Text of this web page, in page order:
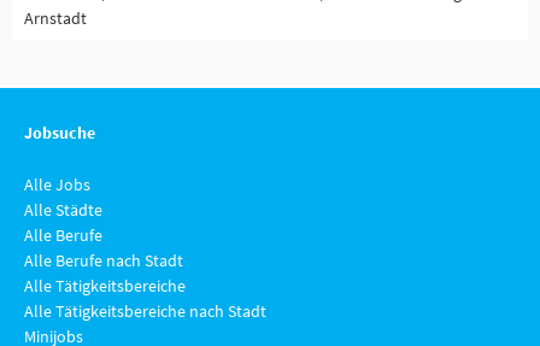
Arnstadt
Jobsuche
Alle Jobs
Alle Städte
Alle Berufe
Alle Berufe nach Stadt
Alle Tätigkeitsbereiche
Alle Tätigkeitsbereiche nach Stadt
Minijobs